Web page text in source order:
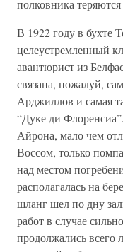
полковника
В 1922 году в бухте
целеустремленный
авантюрист из
связана, пожалуй,
Арджиллов и самая
“Дуке ди
Айрона, мало чем
Воссом, только
над местом
располагалась на
шланг шел по дну
работ в случае
продолжались всего